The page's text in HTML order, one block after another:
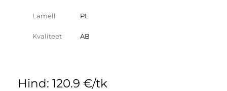
Lamell PL
Kvaliteet AB
Hind: 120.9 €/tk